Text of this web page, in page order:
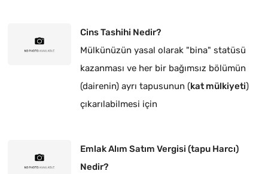
Cins Tashihi Nedir?
Mülkünüzün yasal olarak "bina" statüsü
kazanması ve her bir bağımsız bölümün
(dairenin) ayrı tapusunun (kat mülkiyeti)
çıkarılabilmesi için
Emlak Alım Satım Vergisi (tapu Harcı)
Nedir?